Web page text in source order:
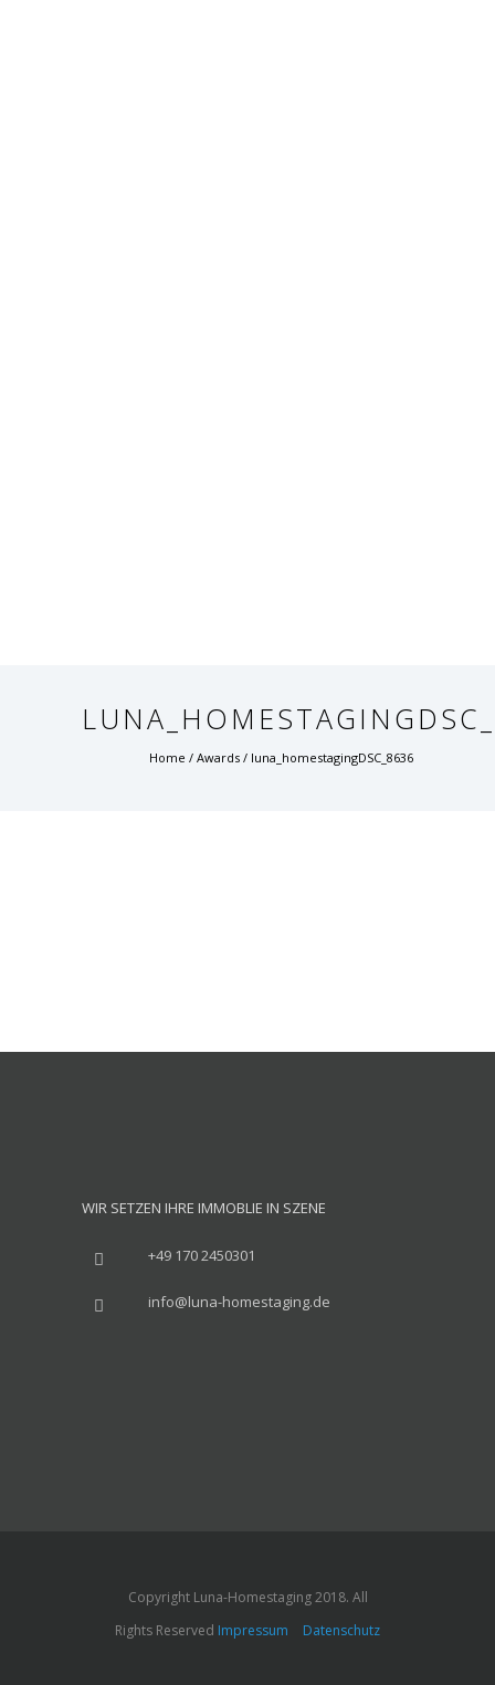
Home / Awards / luna_homestagingDSC_8636
WIR SETZEN IHRE IMMOBLIE IN SZENE
+49 170 2450301
info@luna-homestaging.de
Copyright Luna-Homestaging 2018. All
Rights Reserved Impressum Datenschutz